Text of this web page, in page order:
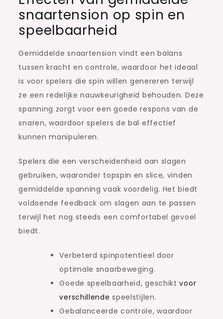
snaartension op spin en
speelbaarheid
Gemiddelde snaartension vindt een balans
tussen kracht en controle, waardoor het ideaal
is voor spelers die spin willen genereren terwijl
ze een redelijke nauwkeurigheid behouden. Deze
spanning zorgt voor een goede respons van de
snaren, waardoor spelers de bal effectief
kunnen manipuleren.
Spelers die een verscheidenheid aan slagen
gebruiken, waaronder topspin en slice, vinden
gemiddelde spanning vaak voordelig. Het biedt
voldoende feedback om slagen aan te passen
terwijl het nog steeds een comfortabel gevoel
biedt.
Verbeterd spinpotentieel door
optimale snaarbeweging.
Goede speelbaarheid, geschiktvoor
verschillende speelstijlen.
Gebalanceerde controle, waardoor